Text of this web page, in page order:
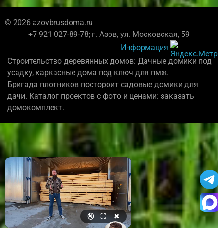
© 2026 azovbrusdoma.ru
+7 921 027-89-78; г. Азов, ул. Московская, 59
Информация
Строительство деревянных домов: Дачные домики под
усадку, каркасные дома под ключ для пмж.
Бригада плотников постороит садовые домики для
дачи. Каталог проектов с фото и ценами: заказать
домокомплект.
🔇 ⛶ ✖